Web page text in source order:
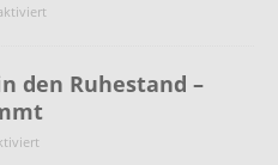
den Ruhestand –